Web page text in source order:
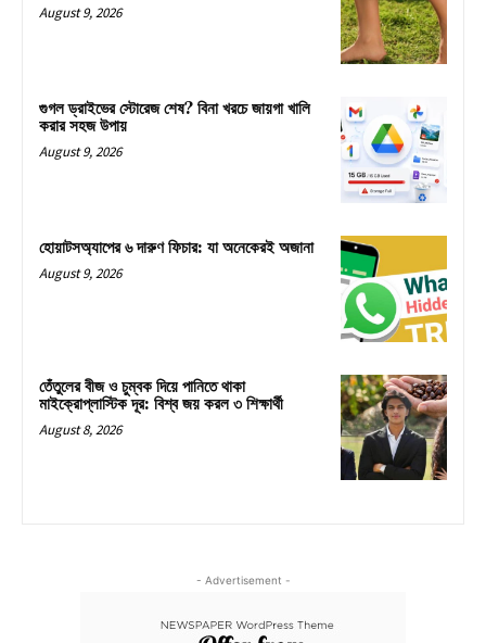
August 9, 2026
গুগল ড্রাইভের স্টোরেজ শেষ? বিনা খরচে জায়গা খালি
করার সহজ উপায়
August 9, 2026
হোয়াটসঅ্যাপের ৬ দারুণ ফিচার: যা অনেকেরই অজানা
August 9, 2026
তেঁতুলের বীজ ও চুম্বক দিয়ে পানিতে থাকা
মাইক্রোপ্লাস্টিক দূর: বিশ্ব জয় করল ৩ শিক্ষার্থী
August 8, 2026
- Advertisement -